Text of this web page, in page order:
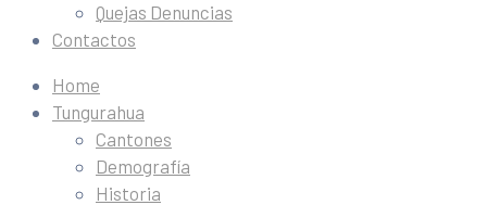
Quejas Denuncias
Contactos
Home
Tungurahua
Cantones
Demografía
Historia